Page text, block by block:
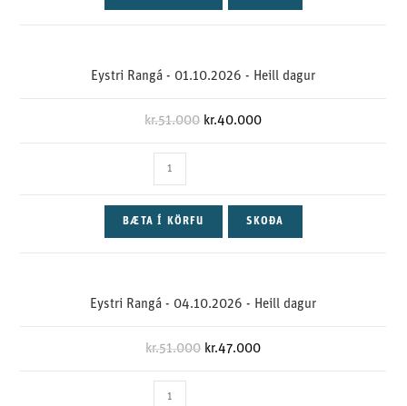
Eystri Rangá - 01.10.2026 - Heill dagur
kr.51.000 kr.40.000
BÆTA Í KÖRFU SKOÐA
Eystri Rangá - 04.10.2026 - Heill dagur
kr.51.000 kr.47.000